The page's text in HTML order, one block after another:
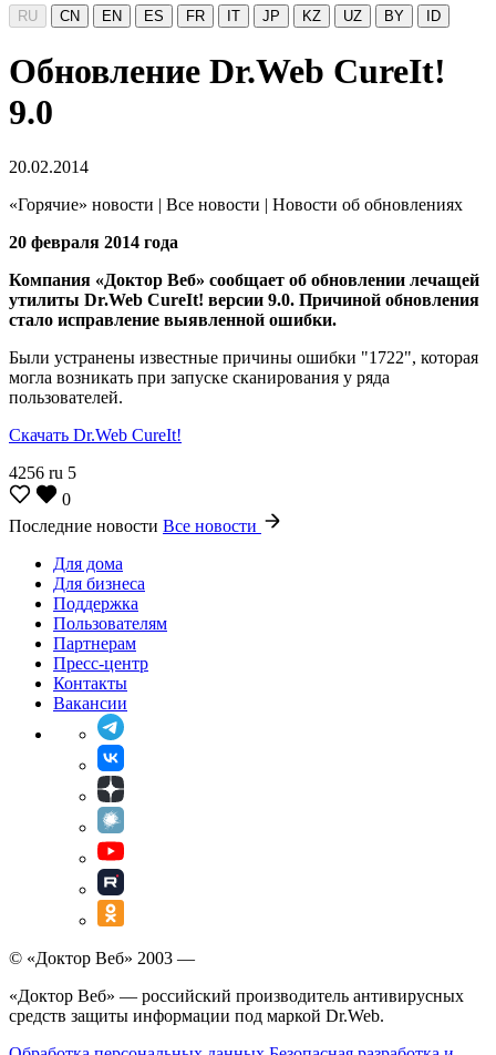
RU CN EN ES FR IT JP KZ UZ BY ID
Обновление Dr.Web CureIt!
9.0
20.02.2014
«Горячие» новости | Все новости | Новости об обновлениях
20 февраля 2014 года
Компания «Доктор Веб» сообщает об обновлении лечащей
утилиты Dr.Web CureIt! версии 9.0. Причиной обновления
стало исправление выявленной ошибки.
Были устранены известные причины ошибки "1722", которая
могла возникать при запуске сканирования у ряда
пользователей.
Скачать Dr.Web CureIt!
4256 ru 5
0
Последние новости Все новости
Для дома
Для бизнеса
Поддержка
Пользователям
Партнерам
Пресс-центр
Контакты
Вакансии
© «Доктор Веб» 2003 —
«Доктор Веб» — российский производитель антивирусных
средств защиты информации под маркой Dr.Web.